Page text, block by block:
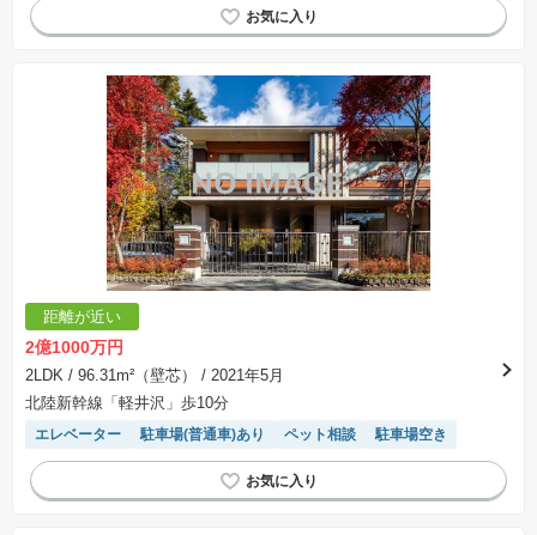
距離が近い
2億1000万円
2LDK / 96.31m²（壁芯）
/ 2021年5月
北陸新幹線「軽井沢」歩10分
エレベーター 駐車場(普通車)あり ペット相談 駐車場空き